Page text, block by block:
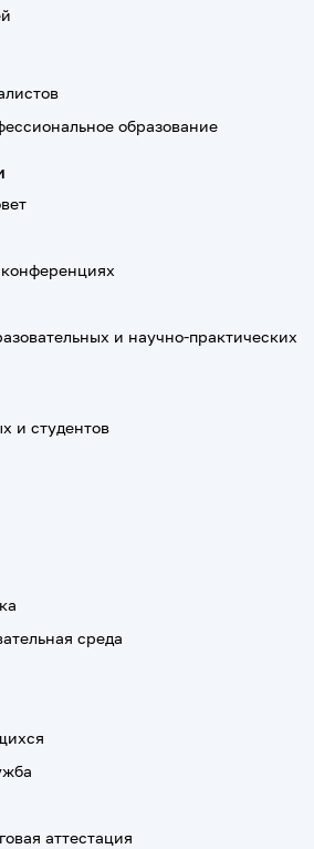
образование
и научно-практических
и студентов
среда
аттестация